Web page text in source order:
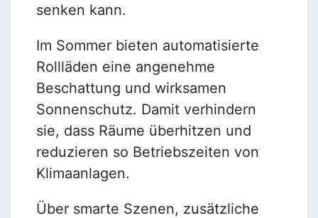
senken kann.
Im Sommer bieten automatisierte
Rollläden eine angenehme
Beschattung und wirksamen
Sonnenschutz. Damit verhindern
sie, dass Räume überhitzen und
reduzieren so Betriebszeiten von
Klimaanlagen.
Über smarte Szenen, zusätzliche